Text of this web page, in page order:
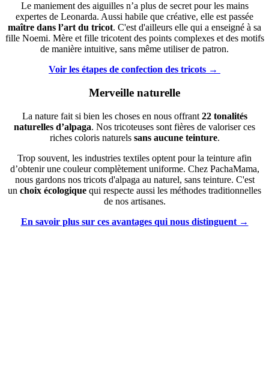
Le maniement des aiguilles n’a plus de secret pour les mains
expertes de Leonarda. Aussi habile que créative, elle est passée
maître dans l’art du tricot. C'est d'ailleurs elle qui a enseigné à sa
fille Noemi. Mère et fille tricotent des points complexes et des motifs
de manière intuitive, sans même utiliser de patron.
Voir les étapes de confection des tricots →
Merveille naturelle
La nature fait si bien les choses en nous offrant 22 tonalités
naturelles d’alpaga. Nos tricoteuses sont fières de valoriser ces
riches coloris naturels sans aucune teinture.
Trop souvent, les industries textiles optent pour la teinture afin
d’obtenir une couleur complètement uniforme. Chez PachaMama,
nous gardons nos tricots d'alpaga au naturel, sans teinture. C'est
un choix écologique qui respecte aussi les méthodes traditionnelles
de nos artisanes.
En savoir plus sur ces avantages qui nous distinguent →